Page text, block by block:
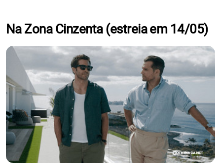
Na Zona Cinzenta (estreia em 14/05)